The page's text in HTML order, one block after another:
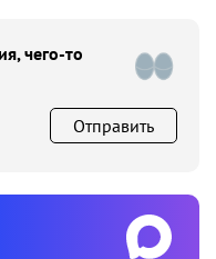
чего-то
Отправить